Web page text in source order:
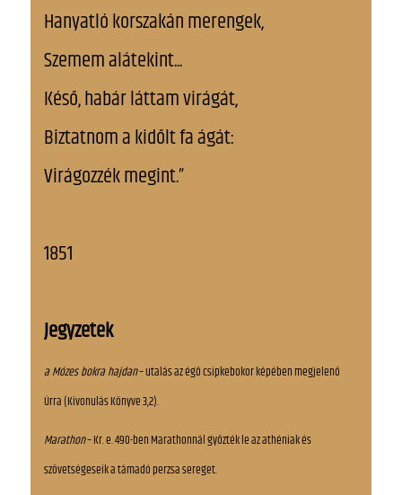
Hanyatló korszakán merengek,
Szemem alátekint...
Késő, habár láttam virágát,
Biztatnom a kidőlt fa ágát:
Virágozzék megint.”
1851
Jegyzetek
a Mózes bokra hajdan– utalás az égő csipkebokor képében megjelenő
Úrra (Kivonulás Könyve 3,2).
Marathon– Kr. e. 490-ben Marathonnál győzték le az athéniak és
szövetségeseik a támadó perzsa sereget.